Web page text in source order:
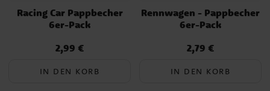
Racing Car Pappbecher
6er-Pack
Preis:2,99 €
2,99 €
IN DEN KORB
Rennwagen - Pappbecher
6er-Pack
Preis:2,79 €
2,79 €
IN DEN KORB